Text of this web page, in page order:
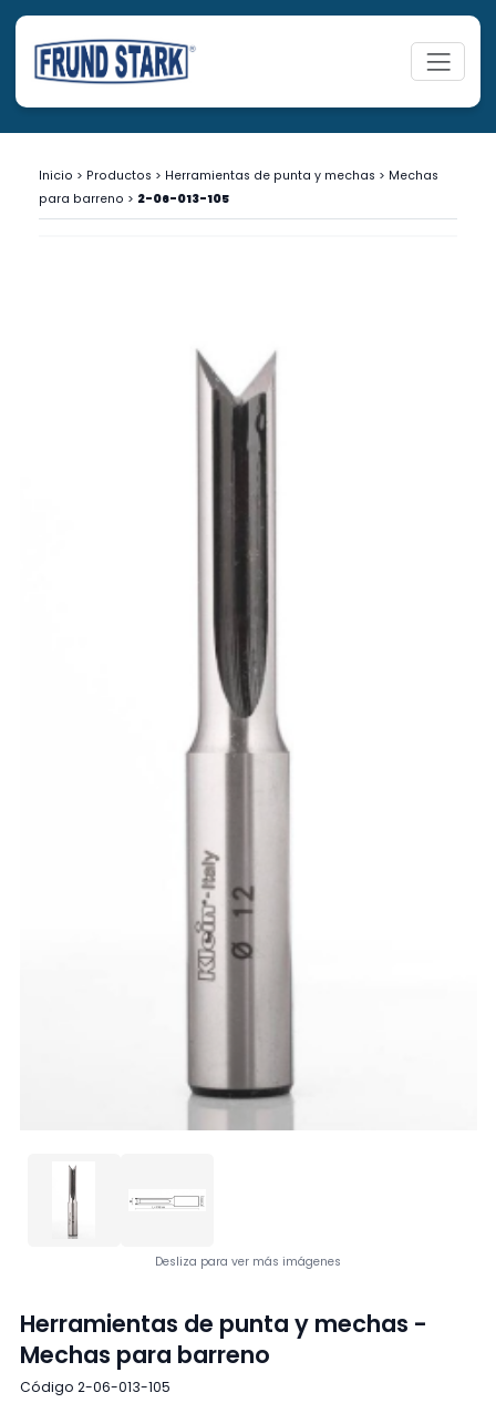
Inicio > Productos > Herramientas de punta y mechas > Mechas
para barreno > 2-06-013-105
Desliza para ver más imágenes
Herramientas de punta y mechas -
Mechas para barreno
Código 2-06-013-105